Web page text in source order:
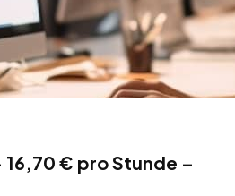
€ pro Stunde –